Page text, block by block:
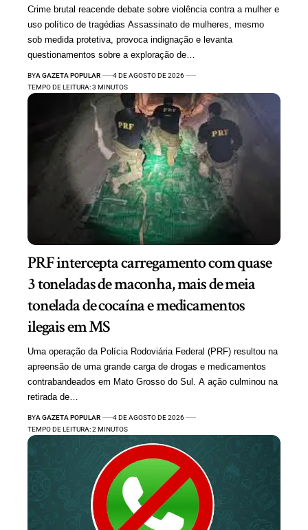
Crime brutal reacende debate sobre violência contra a mulher e
uso político de tragédias Assassinato de mulheres, mesmo
sob medida protetiva, provoca indignação e levanta
questionamentos sobre a exploração de…
BYA GAZETA POPULAR
4 DE AGOSTO DE 2026
TEMPO DE LEITURA: 3 MINUTOS
PRF intercepta carregamento com quase
3 toneladas de maconha, mais de meia
tonelada de cocaína e medicamentos
ilegais em MS
Uma operação da Polícia Rodoviária Federal (PRF) resultou na
apreensão de uma grande carga de drogas e medicamentos
contrabandeados em Mato Grosso do Sul. A ação culminou na
retirada de…
BYA GAZETA POPULAR
4 DE AGOSTO DE 2026
TEMPO DE LEITURA: 2 MINUTOS